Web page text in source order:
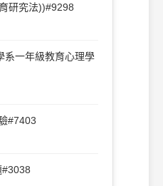
研究法))#9298
系一年級教育心理學
#7403